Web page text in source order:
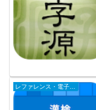
レファレンス・電子書籍